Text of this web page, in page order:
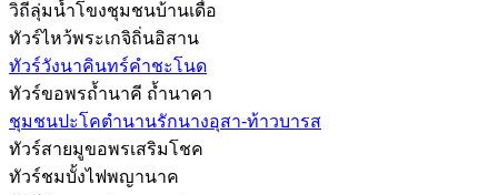
วิถีลุ่มน้ำโขงชุมชนบ้านเดื่อ
ทัวร์ไหว้พระเกจิถิ่นอิสาน
ทัวร์วังนาคินทร์คำชะโนด
ทัวร์ขอพรถ้ำนาคี ถ้ำนาคา
ชุมชนปะโคตำนานรักนางอุสา-ท้าวบารส
ทัวร์สายมูขอพรเสริมโชค
ทัวร์ชมบั้งไฟพญานาค